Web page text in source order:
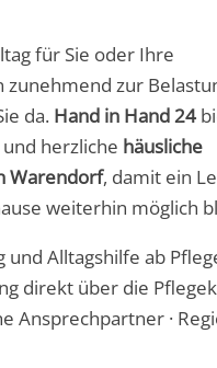
für Sie oder Ihre
zunehmend zur
da. Hand in Hand 24
herzliche häusliche
Warendorf, damit ein
weiterhin möglich
und Alltagshilfe ab
direkt über die
Ansprechpartner ·